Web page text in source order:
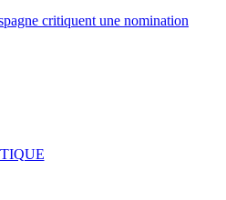
critiquent une nomination